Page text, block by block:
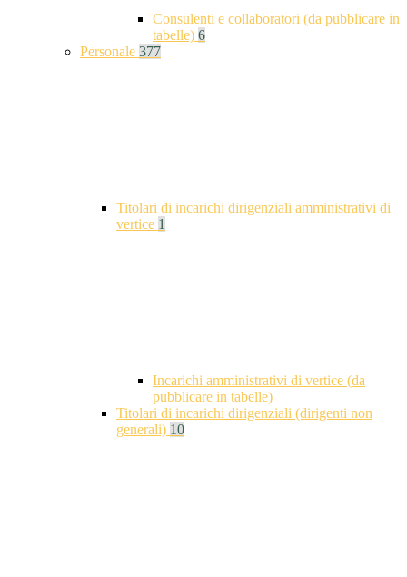
Consulenti e collaboratori (da pubblicare in
tabelle) 6
Personale 377
Titolari di incarichi dirigenziali amministrativi di
vertice 1
Incarichi amministrativi di vertice (da
pubblicare in tabelle)
Titolari di incarichi dirigenziali (dirigenti non
generali) 10